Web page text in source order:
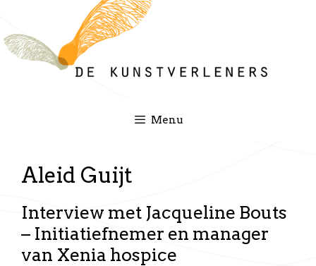
de
inhoud
Menu
Aleid Guijt
Interview met Jacqueline Bouts
– Initiatiefnemer en manager
van Xenia hospice